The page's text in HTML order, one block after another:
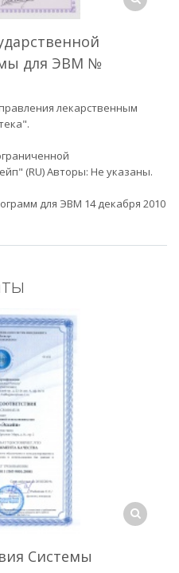
для ЭВМ №
лекарственным
(RU) Авторы: Не указаны.
для ЭВМ 14 декабря 2010
Системы